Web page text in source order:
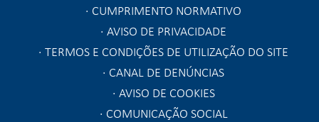
CUMPRIMENTO NORMATIVO
AVISO DE PRIVACIDADE
TERMOS E CONDIÇÕES DE UTILIZAÇÃO DO SITE
CANAL DE DENÚNCIAS
AVISO DE COOKIES
COMUNICAÇÃO SOCIAL